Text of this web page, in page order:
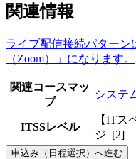
関連情報
ライブ配信接続パターン
（Zoom）」になります。
関連コースマッ
プ
システ
ITSSレベル
【ITス
ジ [2]
申込み（日程選択）へ進む